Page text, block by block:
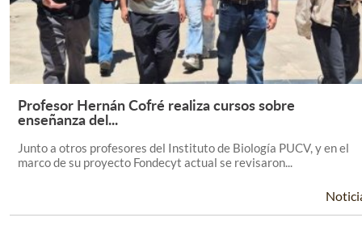
Leer Más +
Profesor Hernán Cofré realiza cursos sobre
enseñanza del...
Junto a otros profesores del Instituto de Biología PUCV, y en el
marco de su proyecto Fondecyt actual se revisaron...